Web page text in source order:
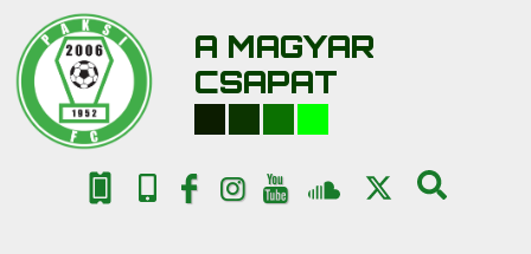
A MAGYAR
CSAPAT